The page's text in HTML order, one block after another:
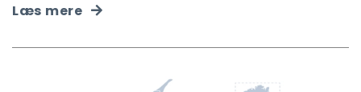
Læs mere